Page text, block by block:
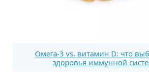
Омега-3 vs. витамин D: что
здоровья иммунной